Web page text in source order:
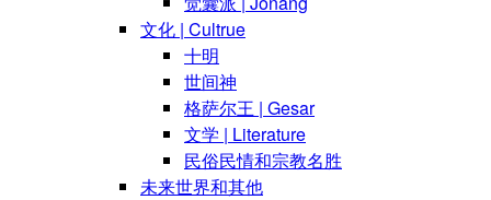
文化 | Cultrue
十明
世间神
格萨尔王 | Gesar
文学 | Literature
民俗民情和宗教名胜
未来世界和其他